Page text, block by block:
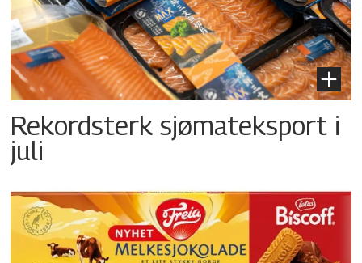
Rekordsterk sjømateksport i
juli